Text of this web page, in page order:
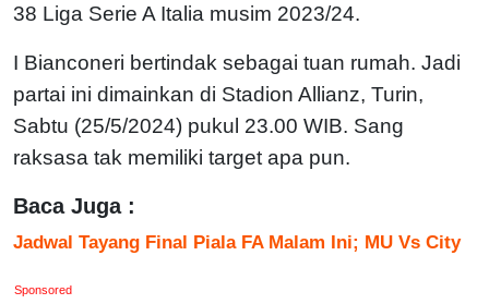
38 Liga Serie A Italia musim 2023/24.
I Bianconeri bertindak sebagai tuan rumah. Jadi
partai ini dimainkan di Stadion Allianz, Turin,
Sabtu (25/5/2024) pukul 23.00 WIB. Sang
raksasa tak memiliki target apa pun.
Baca Juga :
Jadwal Tayang Final Piala FA Malam Ini; MU Vs City
Sponsored